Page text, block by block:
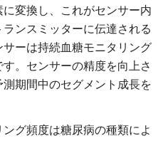
変換し、これがセンサー内
ンスミッターに伝達される
ーは持続血糖モニタリング
。センサーの精度を向上さ
期間中のセグメント成長を
グ頻度は糖尿病の種類によ